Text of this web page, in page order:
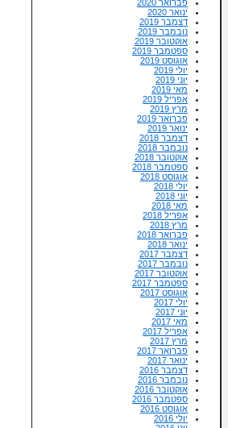
פברואר 2020
ינואר 2020
דצמבר 2019
נובמבר 2019
אוקטובר 2019
ספטמבר 2019
אוגוסט 2019
יולי 2019
יוני 2019
מאי 2019
אפריל 2019
מרץ 2019
פברואר 2019
ינואר 2019
דצמבר 2018
נובמבר 2018
אוקטובר 2018
ספטמבר 2018
אוגוסט 2018
יולי 2018
יוני 2018
מאי 2018
אפריל 2018
מרץ 2018
פברואר 2018
ינואר 2018
דצמבר 2017
נובמבר 2017
אוקטובר 2017
ספטמבר 2017
אוגוסט 2017
יולי 2017
יוני 2017
מאי 2017
אפריל 2017
מרץ 2017
פברואר 2017
ינואר 2017
דצמבר 2016
נובמבר 2016
אוקטובר 2016
ספטמבר 2016
אוגוסט 2016
יולי 2016